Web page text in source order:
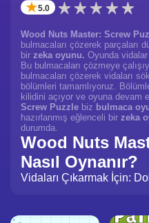
✭5.0
Wood Nuts Master: Screw
bulmacaları çözerek parçaları
bir zeka oyunu. Oyunda
Bu bulmacaları çözmeye
bulmacaları çözerek vidaları
bölümleri tamamlıyoruz.
kilidini açıyor ve oyuna devam
Screw Puzzle biz bulmaca
hazırlanmış eğlenceli bir zeka
durumda.
Wood Nuts
Nasıl Oynanır?
Vidaları Çıkarmak İçin: